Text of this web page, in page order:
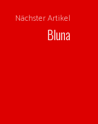
Nächster Artikel
Bluna